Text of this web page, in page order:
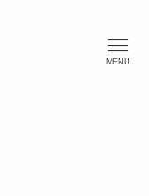
MENU